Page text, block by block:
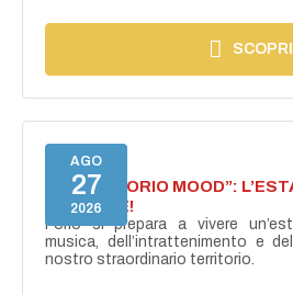
SCOPRI
AGO
27
2026
NASCE “FORIO MOOD”:
ACCENDE!
Forio si prepara a vivere
musica, dell’intrattenimento e
nostro straordinario territorio.